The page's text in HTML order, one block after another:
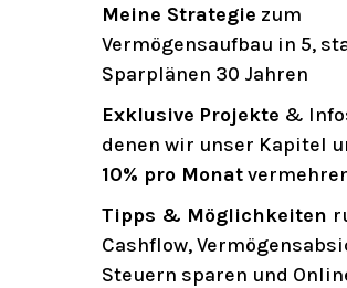
Meine Strategie zum
Vermögensaufbau in 5,
Sparplänen 30 Jahren
Exklusive Projekte &
denen wir unser Kapitel
10% pro Monat
Tipps & Möglichkeiten
Cashflow,
Steuern sparen und